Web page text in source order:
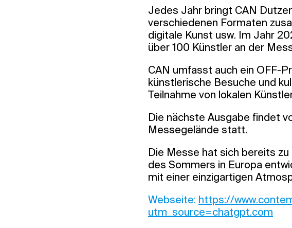
Jedes Jahr bringt CAN
verschiedenen Formaten
digitale Kunst usw. Im Jahr
über 100 Künstler an der
CAN umfasst auch ein OFF-
künstlerische Besuche und
Teilnahme von lokalen
Die nächste Ausgabe findet
Messegelände statt.
Die Messe hat sich bereits
des Sommers in Europa
mit einer einzigartigen
Webseite: https://
utm_source=chatgpt.com